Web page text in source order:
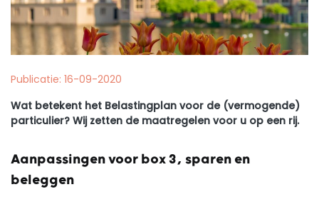
Publicatie: 16-09-2020
Wat betekent het Belastingplan voor de (vermogende)
particulier? Wij zetten de maatregelen voor u op een rij.
Aanpassingen voor box 3, sparen en
beleggen